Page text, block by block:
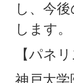
し、今
します。
【パネリ
神戸大